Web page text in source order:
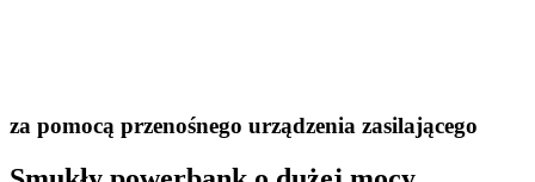
za pomocą przenośnego urządzenia zasilającego